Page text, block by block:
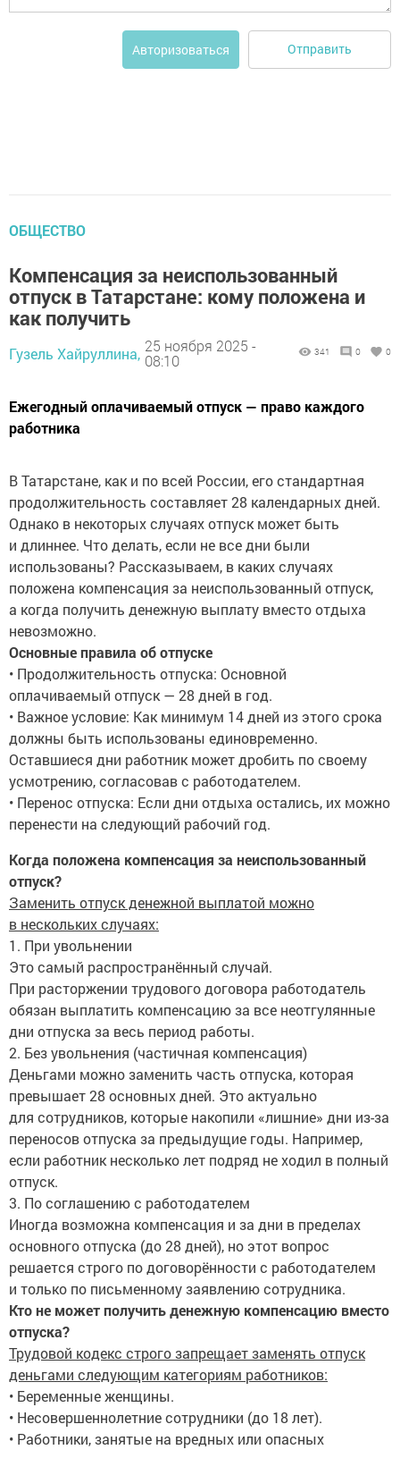
Авторизоваться Отправить
ОБЩЕСТВО
Компенсация за неиспользованный
отпуск в Татарстане: кому положена и
как получить
Гузель Хайруллина, 25 ноября 2025 -
08:10
341 0 0
Ежегодный оплачиваемый отпуск — право каждого
работника
В Татарстане, как и по всей России, его стандартная
продолжительность составляет 28 календарных дней.
Однако в некоторых случаях отпуск может быть
и длиннее. Что делать, если не все дни были
использованы? Рассказываем, в каких случаях
положена компенсация за неиспользованный отпуск,
а когда получить денежную выплату вместо отдыха
невозможно.
Основные правила об отпуске
• Продолжительность отпуска: Основной
оплачиваемый отпуск — 28 дней в год.
• Важное условие: Как минимум 14 дней из этого срока
должны быть использованы единовременно.
Оставшиеся дни работник может дробить по своему
усмотрению, согласовав с работодателем.
• Перенос отпуска: Если дни отдыха остались, их можно
перенести на следующий рабочий год.
Когда положена компенсация за неиспользованный
отпуск?
Заменить отпуск денежной выплатой можно
в нескольких случаях:
1. При увольнении
Это самый распространённый случай.
При расторжении трудового договора работодатель
обязан выплатить компенсацию за все неотгулянные
дни отпуска за весь период работы.
2. Без увольнения (частичная компенсация)
Деньгами можно заменить часть отпуска, которая
превышает 28 основных дней. Это актуально
для сотрудников, которые накопили «лишние» дни из-за
переносов отпуска за предыдущие годы. Например,
если работник несколько лет подряд не ходил в полный
отпуск.
3. По соглашению с работодателем
Иногда возможна компенсация и за дни в пределах
основного отпуска (до 28 дней), но этот вопрос
решается строго по договорённости с работодателем
и только по письменному заявлению сотрудника.
Кто не может получить денежную компенсацию вместо
отпуска?
Трудовой кодекс строго запрещает заменять отпуск
деньгами следующим категориям работников:
• Беременные женщины.
• Несовершеннолетние сотрудники (до 18 лет).
• Работники, занятые на вредных или опасных